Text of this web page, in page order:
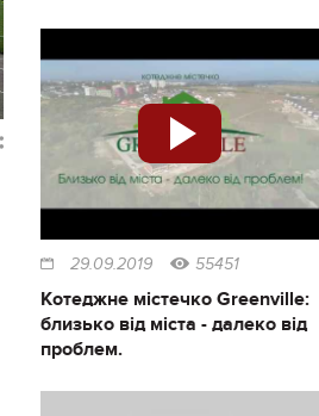
29.09.2019 55451
Котеджне містечко Greenville:
близько від міста - далеко від
проблем.